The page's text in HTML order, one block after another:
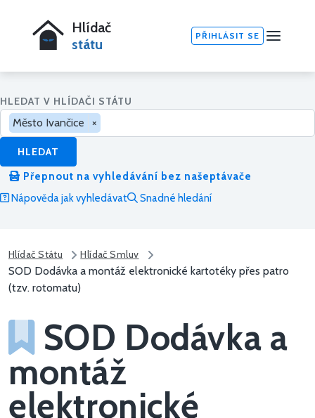
Hlídač
státu
PŘIHLÁSIT SE
HLEDAT V HLÍDAČI STÁTU
Město Ivančice ×
HLEDAT
Přepnout na vyhledávání bez našeptávače
Nápověda jak vyhledávat
Snadné hledání
Hlídač Státu Hlídač Smluv
SOD Dodávka a montáž elektronické kartotéky přes patro
(tzv. rotomatu)
SOD Dodávka a
montáž
elektronické